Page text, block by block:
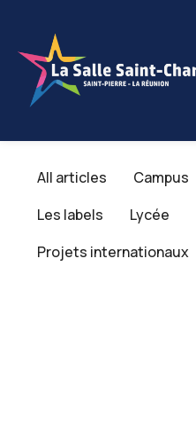
All articles Campus
Les labels
Lycée
Projets internationaux